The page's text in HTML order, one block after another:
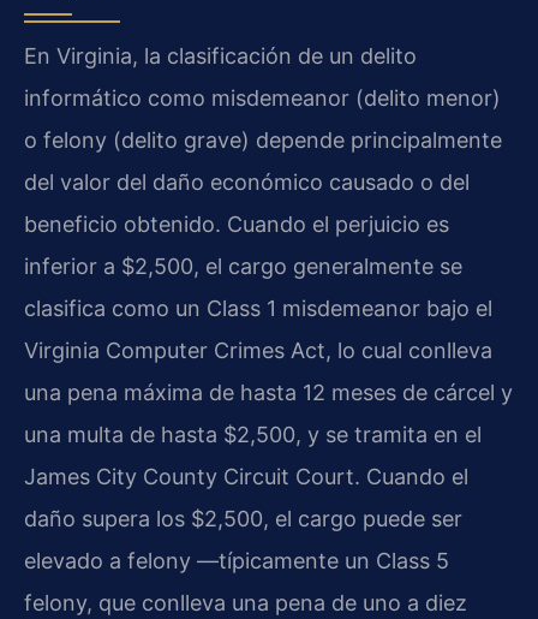
En Virginia, la clasificación de un delito
informático como misdemeanor (delito menor)
o felony (delito grave) depende principalmente
del valor del daño económico causado o del
beneficio obtenido. Cuando el perjuicio es
inferior a $2,500, el cargo generalmente se
clasifica como un Class 1 misdemeanor bajo el
Virginia Computer Crimes Act, lo cual conlleva
una pena máxima de hasta 12 meses de cárcel y
una multa de hasta $2,500, y se tramita en el
James City County Circuit Court. Cuando el
daño supera los $2,500, el cargo puede ser
elevado a felony —típicamente un Class 5
felony, que conlleva una pena de uno a diez